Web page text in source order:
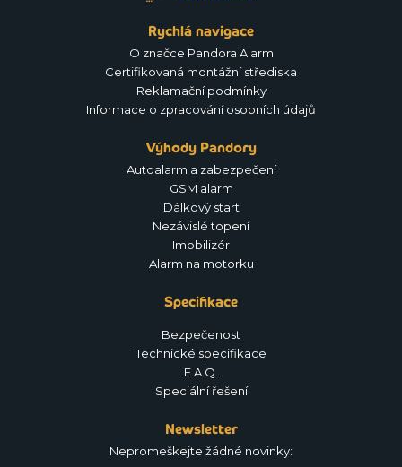
Rychlá navigace
O značce Pandora Alarm
Certifikovaná montážní střediska
Reklamační podmínky
Informace o zpracování osobních údajů
Výhody Pandory
Autoalarm a zabezpečení
GSM alarm
Dálkový start
Nezávislé topení
Imobilizér
Alarm na motorku
Specifikace
Bezpečenost
Technické specifikace
F.A.Q.
Speciální řešení
Newsletter
Nepromeškejte žádné novinky: